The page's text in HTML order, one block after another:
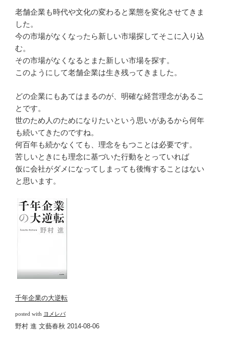
老舗企業も時代や文化の変わると業態を変化させてきま
した。
今の市場がなくなったら新しい市場探してそこに入り込
む。
その市場がなくなるとまた新しい市場を探す。
このようにして老舗企業は生き残ってきました。
どの企業にもあてはまるのが、明確な経営理念があるこ
とです。
世のため人のためになりたいという思いがあるから何年
も続いてきたのですね。
何百年も続かなくても、理念をもつことは必要です。
苦しいときにも理念に基づいた行動をとっていれば
仮に会社がダメになってしまっても後悔することはない
と思います。
千年企業の大逆転
posted with ヨメレバ
野村 進 文藝春秋 2014-08-06